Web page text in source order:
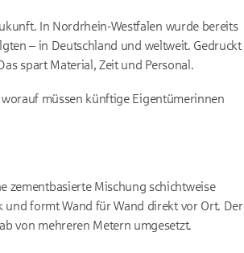
In Nordrhein-Westfalen wurde bereits
– in Deutschland und weltweit. Gedruckt
spart Material, Zeit und Personal.
müssen künftige Eigentümerinnen
zementbasierte Mischung schichtweise
formt Wand für Wand direkt vor Ort. Der
von mehreren Metern umgesetzt.